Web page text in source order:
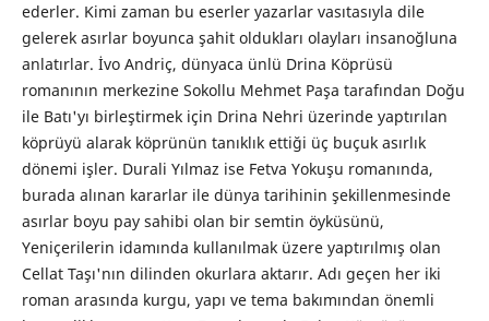
ederler. Kimi zaman bu eserler yazarlar vasıtasıyla dile
gelerek asırlar boyunca şahit oldukları olayları insanoğluna
anlatırlar. İvo Andriç, dünyaca ünlü Drina Köprüsü
romanının merkezine Sokollu Mehmet Paşa tarafından Doğu
ile Batı'yı birleştirmek için Drina Nehri üzerinde yaptırılan
köprüyü alarak köprünün tanıklık ettiği üç buçuk asırlık
dönemi işler. Durali Yılmaz ise Fetva Yokuşu romanında,
burada alınan kararlar ile dünya tarihinin şekillenmesinde
asırlar boyu pay sahibi olan bir semtin öyküsünü,
Yeniçerilerin idamında kullanılmak üzere yaptırılmış olan
Cellat Taşı'nın dilinden okurlara aktarır. Adı geçen her iki
roman arasında kurgu, yapı ve tema bakımından önemli